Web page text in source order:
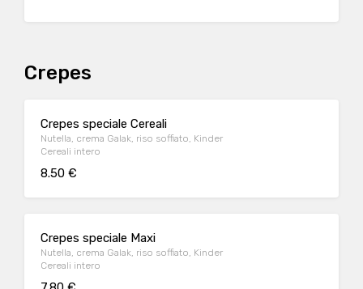
Crepes
Crepes speciale Cereali
Nutella, crema Galak, riso soffiato, Kinder
Cereali intero
8.50 €
Crepes speciale Maxi
Nutella, crema Galak, riso soffiato, Kinder
Cereali intero